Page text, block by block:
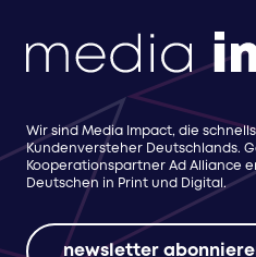
Wir sind Media Impact, die
Kundenversteher Deutschlands.
Kooperationspartner Ad Alliance
Deutschen in Print und Digital.
newsletter